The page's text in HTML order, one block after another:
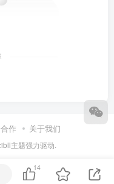
作 关于我们
主题强力驱动.
14